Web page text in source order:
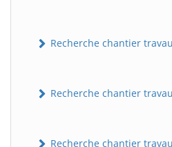
Recherche chantier
Recherche chantier
Recherche chantier